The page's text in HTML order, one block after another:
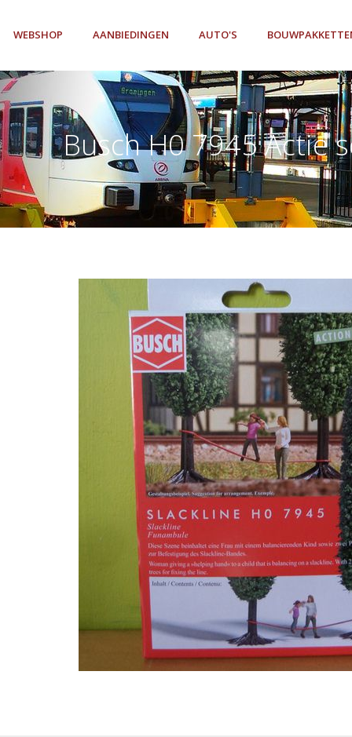
WEBSHOP AANBIEDINGEN AUTO'S
Busch H0 7945 Actie